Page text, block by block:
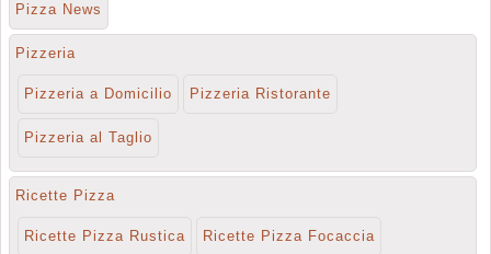
Pizza News
Pizzeria
Pizzeria a Domicilio Pizzeria Ristorante
Pizzeria al Taglio
Ricette Pizza
Ricette Pizza Rustica Ricette Pizza Focaccia